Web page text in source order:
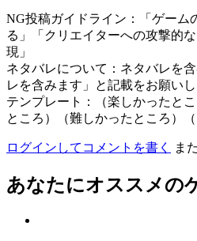
NG投稿ガイドライン：「ゲーム
る」「クリエイターへの攻撃的
現」
ネタバレについて：ネタバレを
レを含みます」と記載をお願いし
テンプレート：（楽しかったと
ところ）（難しかったところ）
ログインしてコメントを書く ま
あなたにオススメの